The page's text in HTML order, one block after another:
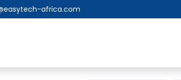
africa.com